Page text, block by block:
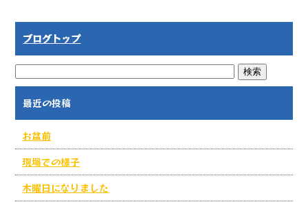
ブログトップ
最近の投稿
お盆前
現場での様子
木曜日になりました